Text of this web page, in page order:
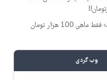
وب گردی